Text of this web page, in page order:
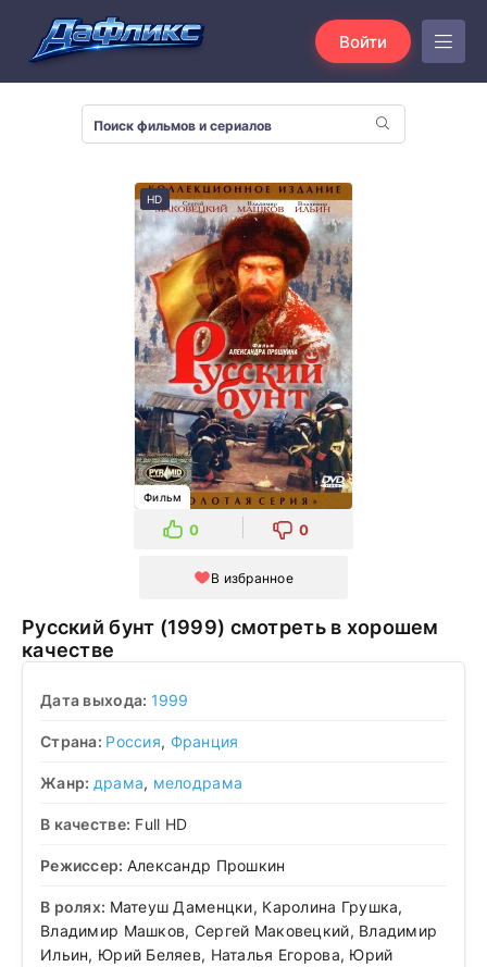
Войти
HD
Фильм
0 0
В избранное
Русский бунт (1999) смотреть в хорошем
качестве
Дата выхода: 1999
Страна: Россия, Франция
Жанр: драма, мелодрама
В качестве: Full HD
Режиссер: Александр Прошкин
В ролях: Матеуш Даменцки, Каролина Грушка,
Владимир Машков, Сергей Маковецкий, Владимир
Ильин, Юрий Беляев, Наталья Егорова, Юрий